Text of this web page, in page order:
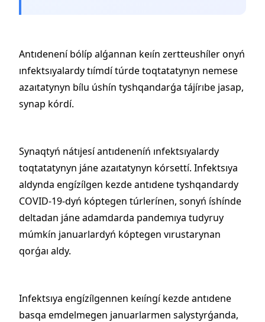
Antıdenení bólíp alǵannan keıín zertteushíler onyń
ınfektsıyalardy tıímdí túrde toqtatatynyn nemese
azaıtatynyn bílu úshín tyshqandarǵa tájírıbe jasap,
synap kórdí.
Synaqtyń nátıjesí antıdeneníń ınfektsıyalardy
toqtatatynyn jáne azaıtatynyn kórsettí. Infektsıya
aldynda engízílgen kezde antıdene tyshqandardy
COVID-19-dyń kóptegen túrlerínen, sonyń íshínde
deltadan jáne adamdarda pandemıya tudyruy
múmkín januarlardyń kóptegen vırustarynan
qorǵaı aldy.
Infektsıya engízílgennen keıíngí kezde antıdene
basqa emdelmegen januarlarmen salystyrǵanda,